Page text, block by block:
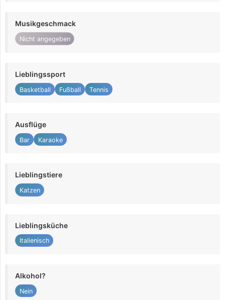
Musikgeschmack
Nicht angegeben
Lieblingssport
Basketball Fußball Tennis
Ausflüge
Bar Karaoke
Lieblingstiere
Katzen
Lieblingsküche
Italienisch
Alkohol?
Nein